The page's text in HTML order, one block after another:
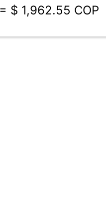
$ 1,962.55 COP